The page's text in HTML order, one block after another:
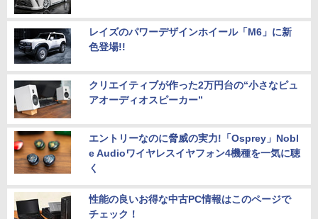
レイズのパワーデザインホイール「M6」に新
色登場!!
クリエイティブが作った2万円台の“小さなピュ
アオーディオスピーカー”
エントリーなのに脅威の実力!「Osprey」Nobl
e Audioワイヤレスイヤフォン4機種を一気に聴
く
性能の良いお得な中古PC情報はこのページで
チェック！